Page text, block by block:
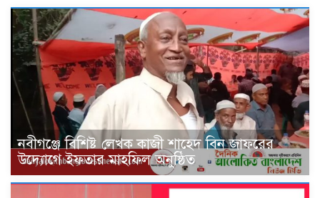
নবীগঞ্জে বিশিষ্ট লেখক কাজী শাহেদ বিন জাফরের
উদ্যোগে ইফতার মাহফিল অনুষ্ঠিত